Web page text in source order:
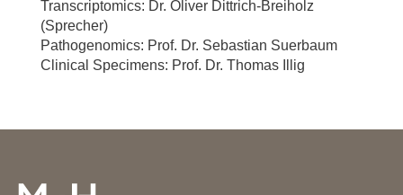
Transcriptomics: Dr. Oliver Dittrich-Breiholz
(Sprecher)
Pathogenomics: Prof. Dr. Sebastian Suerbaum
Clinical Specimens: Prof. Dr. Thomas Illig